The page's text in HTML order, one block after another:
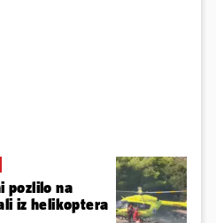
pozlilo na
iz helikoptera